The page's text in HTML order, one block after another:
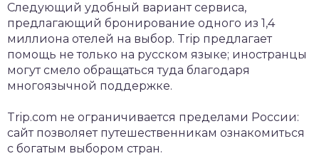
Следующий удобный вариант сервиса,
предлагающий бронирование одного из 1,4
миллиона отелей на выбор. Trip предлагает
помощь не только на русском языке; иностранцы
могут смело обращаться туда благодаря
многоязычной поддержке.
Trip.com не ограничивается пределами России:
сайт позволяет путешественникам ознакомиться
с богатым выбором стран.